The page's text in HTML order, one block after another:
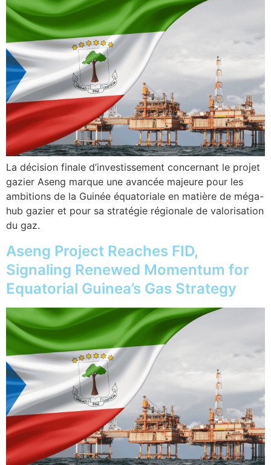
La décision finale d’investissement concernant le projet
gazier Aseng marque une avancée majeure pour les
ambitions de la Guinée équatoriale en matière de méga-
hub gazier et pour sa stratégie régionale de valorisation
du gaz.
Aseng Project Reaches FID,
Signaling Renewed Momentum for
Equatorial Guinea’s Gas Strategy